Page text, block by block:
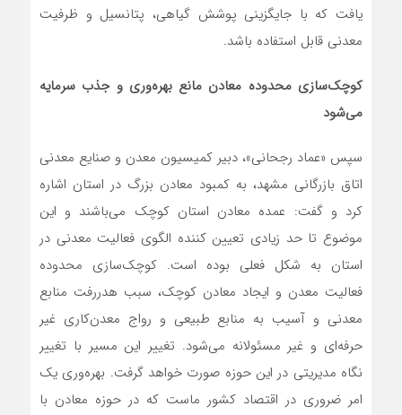
یافت که با جایگزینی پوشش گیاهی، پتانسیل و ظرفیت
معدنی قابل استفاده باشد.
کوچک‌سازی محدوده معادن مانع بهره‌وری و جذب سرمایه
می‌شود
سپس «عماد رجحانی»، دبیر کمیسیون معدن و صنایع معدنی
اتاق بازرگانی مشهد، به کمبود معادن بزرگ در استان اشاره
کرد و گفت: عمده معادن استان کوچک می‌باشند و این
موضوع تا حد زیادی تعیین کننده الگوی فعالیت معدنی در
استان به شکل فعلی بوده است. کوچک‌سازی محدوده
فعالیت معدن و ایجاد معادن کوچک، سبب هدررفت منابع
معدنی و آسیب به منابع طبیعی و رواج معدن‌کاری غیر
حرفه‌ای و غیر مسئولانه می‌شود. تغییر این مسیر با تغییر
نگاه مدیریتی در این حوزه صورت خواهد گرفت. بهره‌وری یک
امر ضروری در اقتصاد کشور ماست که در حوزه معادن با